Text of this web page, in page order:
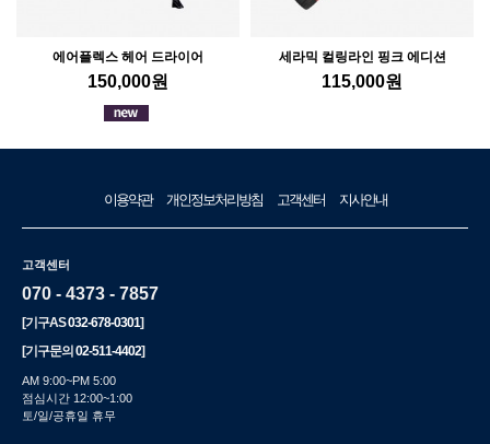
에어플렉스 헤어 드라이어
150,000원
세라믹 컬링라인 핑크 에디션
115,000원
이용약관 개인정보처리방침 고객센터 지사안내
고객센터
070 - 4373 - 7857
[기구AS032-678-0301]
[기구문의02-511-4402]
AM 9:00~PM 5:00
점심시간 12:00~1:00
토/일/공휴일 휴무